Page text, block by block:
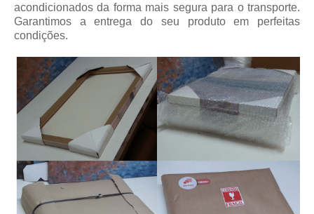
acondicionados da forma mais segura para o transporte.
Garantimos a entrega do seu produto em perfeitas
condições.